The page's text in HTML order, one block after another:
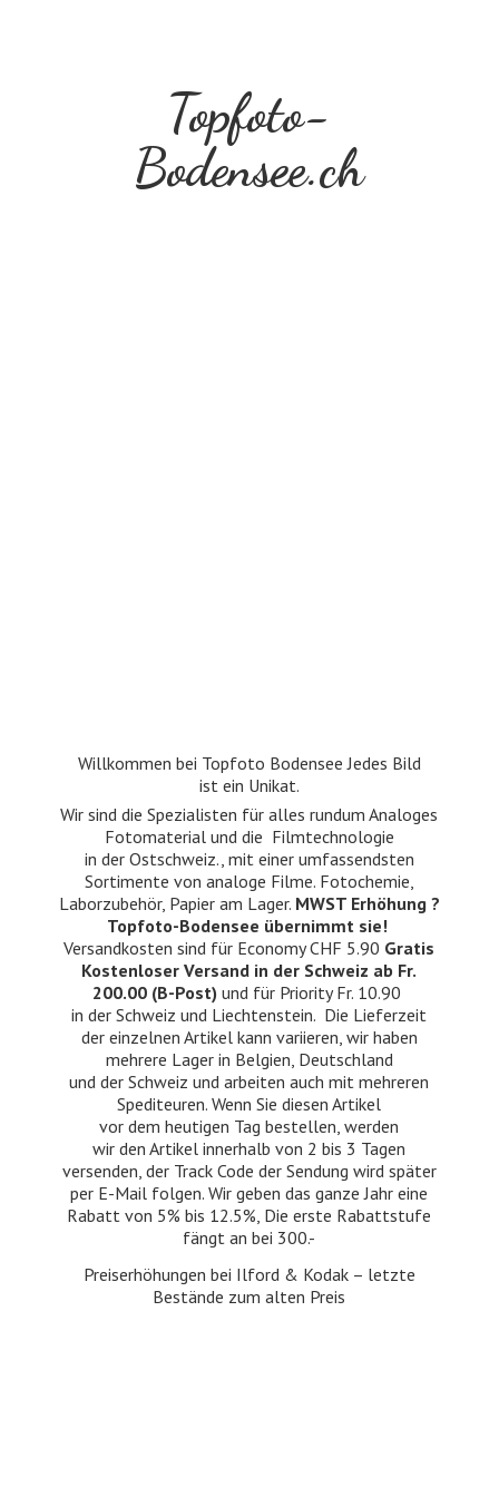
Topfoto-
Bodensee.ch
Willkommen bei Topfoto Bodensee Jedes Bild
ist ein Unikat.
Wir sind die Spezialisten für alles rundum Analoges
Fotomaterial und die Filmtechnologie
in der Ostschweiz., mit einer umfassendsten
Sortimente von analoge Filme. Fotochemie,
Laborzubehör, Papier am Lager. MWST Erhöhung ?
Topfoto-Bodensee übernimmt sie!
Versandkosten sind für Economy CHF 5.90 Gratis
Kostenloser Versand in der Schweiz ab Fr.
200.00 (B-Post) und für Priority Fr. 10.90
in der Schweiz und Liechtenstein. Die Lieferzeit
der einzelnen Artikel kann variieren, wir haben
mehrere Lager in Belgien, Deutschland
und der Schweiz und arbeiten auch mit mehreren
Spediteuren. Wenn Sie diesen Artikel
vor dem heutigen Tag bestellen, werden
wir den Artikel innerhalb von 2 bis 3 Tagen
versenden, der Track Code der Sendung wird später
per E-Mail folgen. Wir geben das ganze Jahr eine
Rabatt von 5% bis 12.5%, Die erste Rabattstufe
fängt an bei 300.-
Preiserhöhungen bei Ilford & Kodak – letzte
Bestände zumalten Preis